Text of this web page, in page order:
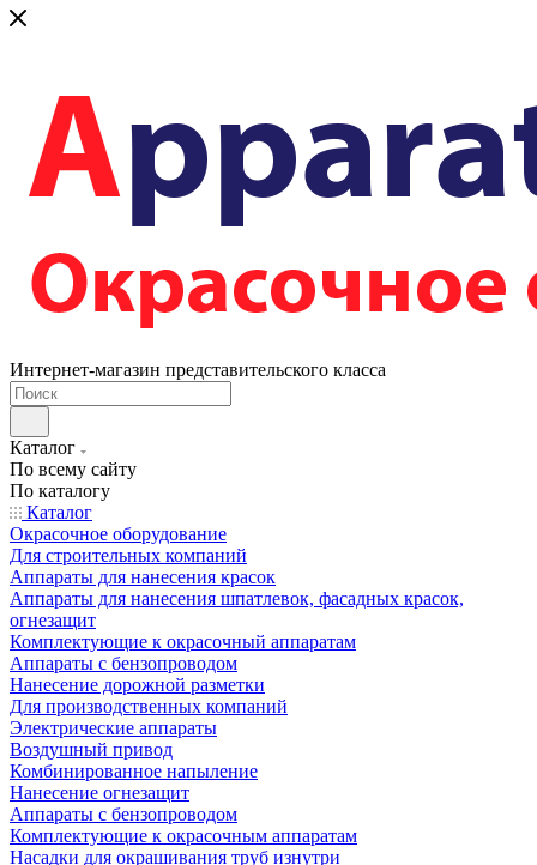
Интернет-магазин представительского класса
Каталог
По всему сайту
По каталогу
Каталог
Окрасочное оборудование
Для строительных компаний
Аппараты для нанесения красок
Аппараты для нанесения шпатлевок, фасадных красок,
огнезащит
Комплектующие к окрасочный аппаратам
Аппараты с бензопроводом
Нанесение дорожной разметки
Для производственных компаний
Электрические аппараты
Воздушный привод
Комбинированное напыление
Нанесение огнезащит
Аппараты с бензопроводом
Комплектующие к окрасочным аппаратам
Насадки для окрашивания труб изнутри